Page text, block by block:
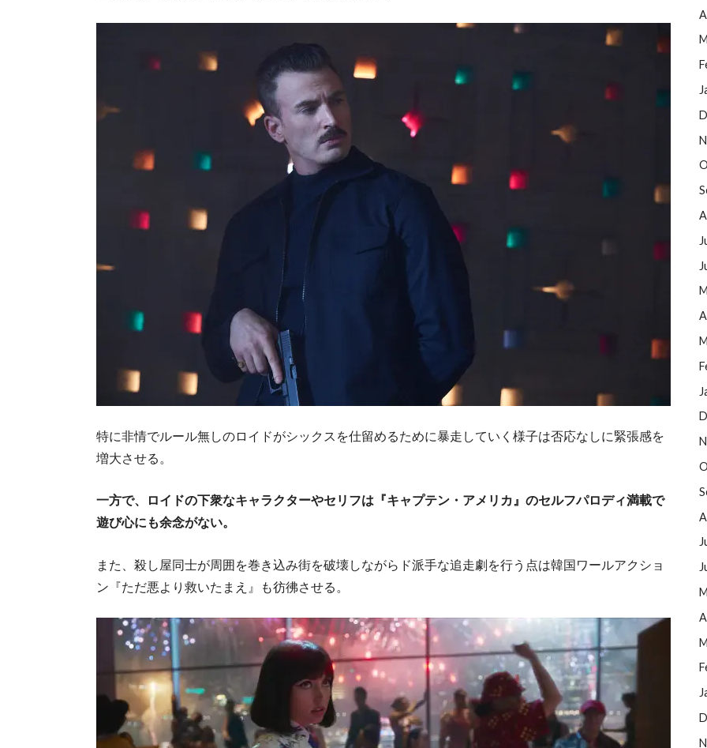
特に非情でルール無しのロイドがシックスを仕留めるために暴走していく様子は否応なしに緊張感を
増大させる。
一方で、ロイドの下衆なキャラクターやセリフは『キャプテン・アメリカ』のセルフパロディ満載で
遊び心にも余念がない。
また、殺し屋同士が周囲を巻き込み街を破壊しながらド派手な追走劇を行う点は韓国ワールアクショ
ン『ただ悪より救いたまえ』も彷彿させる。